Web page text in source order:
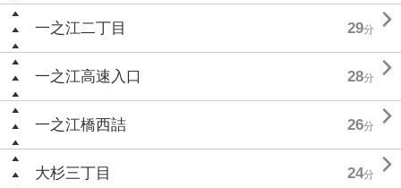
一之江二丁目 29分 
一之江高速入口 28分 
一之江橋西詰 26分 
大杉三丁目 24分 